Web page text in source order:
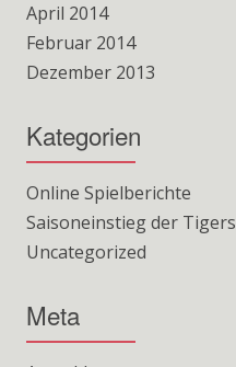
April 2014
Februar 2014
Dezember 2013
Kategorien
Online Spielberichte
Saisoneinstieg der Tigers
Uncategorized
Meta